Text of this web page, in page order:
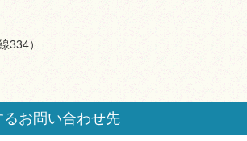
334）
お問い合わせ先